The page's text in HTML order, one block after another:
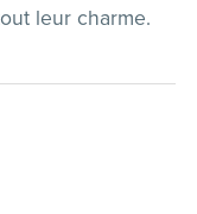
leur charme.